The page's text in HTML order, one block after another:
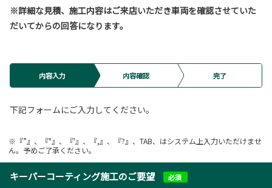
※詳細な見積、施工内容はご来店いただき車両を確認させていた
だいてからの回答になります。
内容入力 内容確認 完了
下記フォームにご入力してください。
※『”』、『"』、『'』、『,』、『?』、TAB、はシステム上入力いただけませ
ん。予めご了承ください。
キーパーコーティング施工のご要望 必須